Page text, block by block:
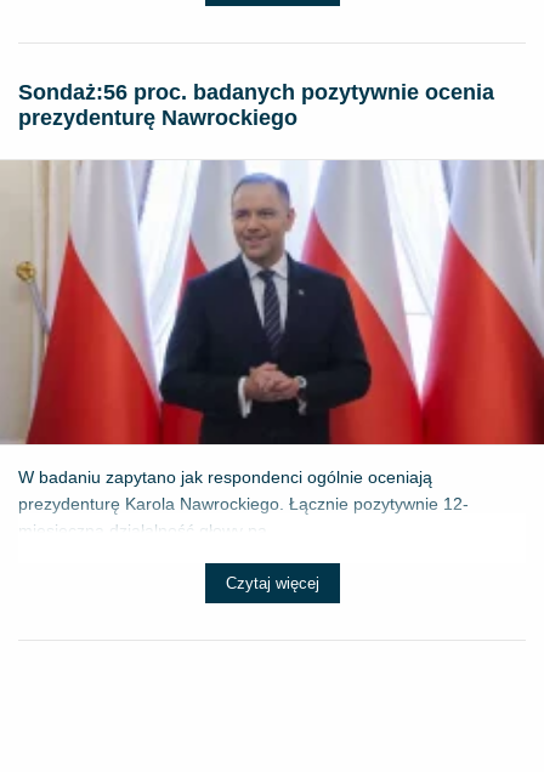
​Sondaż:56 proc. badanych pozytywnie ocenia
prezydenturę Nawrockiego
W badaniu zapytano jak respondenci ogólnie oceniają
prezydenturę Karola Nawrockiego. Łącznie pozytywnie 12-
miesięczną działalność głowy pa...
Czytaj więcej